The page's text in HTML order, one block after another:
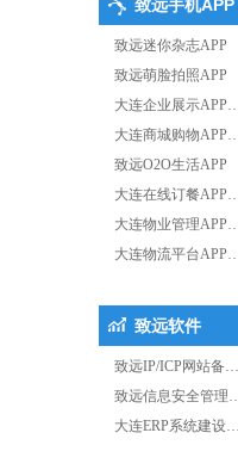
致远手机APP
致远迷你杂志APP
致远萌脸拍照APP
大连企业展示
大连商城购物
致远O2O生活APP
大连在线订餐
大连物业管理
大连物流平台
致远软件
致远IP/ICP网站备…
致远信息安全管理
大连ERP系统建设